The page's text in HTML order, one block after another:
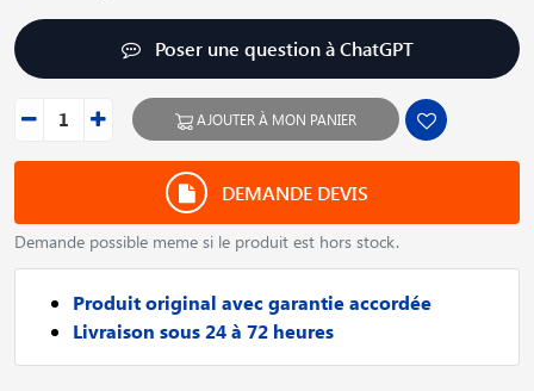
Poser une question à ChatGPT
AJOUTER À MON PANIER
DEMANDE DEVIS
Demande possible meme si le produit est hors stock.
Produit original avec garantie accordée
Livraison sous 24 à 72 heures